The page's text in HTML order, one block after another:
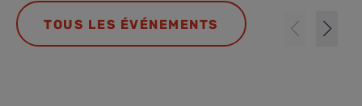
TOUS LES ÉVÉNEMENTS